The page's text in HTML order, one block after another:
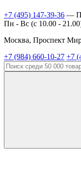
+7 (495) 147-39-36 —
Пн - Вс (c 10.00 -
Москва, Проспект
+7 (984) 660-10-27 +7